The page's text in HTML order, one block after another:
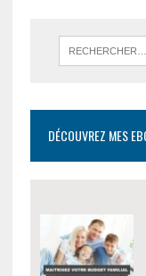
DÉCOUVREZ MES